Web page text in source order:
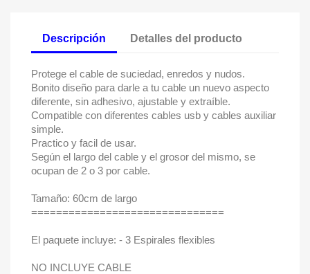
Descripción Detalles del producto
Protege el cable de suciedad, enredos y nudos.
Bonito diseño para darle a tu cable un nuevo aspecto
diferente, sin adhesivo, ajustable y extraíble.
Compatible con diferentes cables usb y cables auxiliar
simple.
Practico y facil de usar.
Según el largo del cable y el grosor del mismo, se
ocupan de 2 o 3 por cable.
Tamaño: 60cm de largo
===============================
El paquete incluye: - 3 Espirales flexibles
NO INCLUYE CABLE